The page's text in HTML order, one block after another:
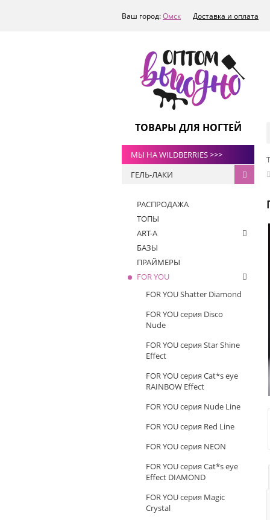
Ваш город:Омск Доставка и оплата
ТОВАРЫ ДЛЯ НОГТЕЙ
МЫ НА WILDBERRIES >>>
ГЕЛЬ-ЛАКИ
РАСПРОДАЖА
ТОПЫ
ART-A
БАЗЫ
ПРАЙМЕРЫ
FOR YOU
FOR YOU Shatter Diamond
FOR YOU серия Disco
Nude
FOR YOU серия Star Shine
Effect
FOR YOU серия Cat*s eye
RAINBOW Effect
FOR YOU серия Nude Line
FOR YOU серия Red Line
FOR YOU серия NEON
FOR YOU серия Cat*s eye
Effect DIAMOND
FOR YOU серия Magic
Crystal